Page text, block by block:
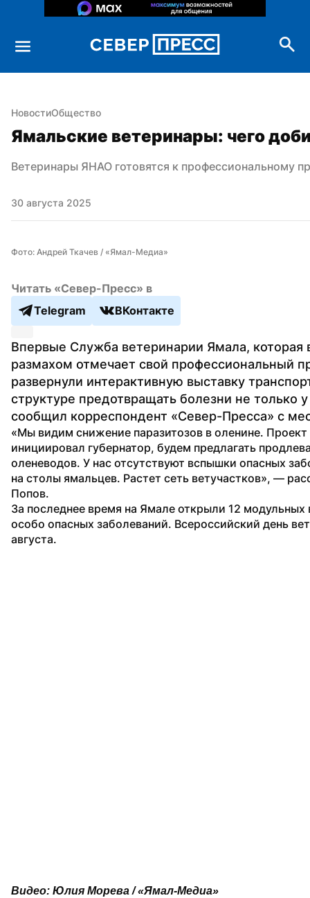
НовостиОбщество
Ямальские ветеринары: чего
Ветеринары ЯНАО готовятся к профессиональному
30 августа 2025
Фото: Андрей Ткачев / «Ямал-Медиа»
Читать «Север-Пресс» в
Telegram
ВКонтакте
Впервые Служба ветеринарии Ямала, которая
размахом отмечает свой профессиональный
развернули интерактивную выставку
структуре предотвращать болезни не
сообщил корреспондент «Север-Пресса» с
«Мы видим снижение паразитозов в оленине.
инициировал губернатор, будем предлагать
оленеводов. У нас отсутствуют вспышки опасных
на столы ямальцев. Растет сеть ветучастков», —
Попов.
За последнее время на Ямале открыли 12
особо опасных заболеваний. Всероссийский день
августа.
Видео: Юлия Морева / «Ямал-Медиа»